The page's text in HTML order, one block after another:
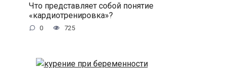
Что представляет собой понятие
«кардиотренировка»?
0 725